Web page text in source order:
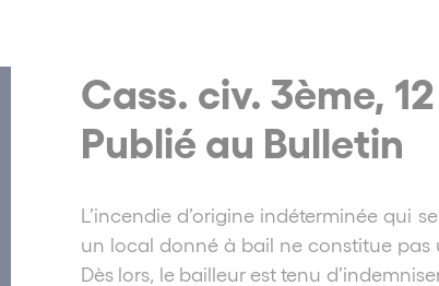
Cass. civ. 3ème,
Publié au Bulletin
L’incendie d’origine indéterminée qui
un local donné à bail ne constitue pas
Dès lors, le bailleur est tenu